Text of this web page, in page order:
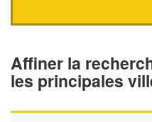
Affiner la
les principales